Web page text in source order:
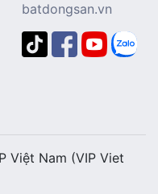
batdongsan.vn
Việt Nam (VIP Viet